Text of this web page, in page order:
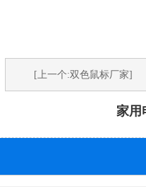
[上一个:双色鼠标厂家]
家用